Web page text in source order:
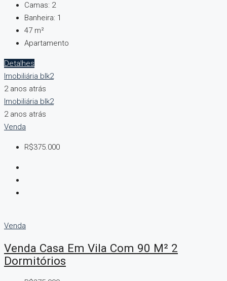
Camas: 2
Banheira: 1
47 m²
Apartamento
Detalhes
Imobiliária blk2
2 anos atrás
Imobiliária blk2
2 anos atrás
Venda
R$375.000
Venda
Venda Casa Em Vila Com 90 M² 2
Dormitórios